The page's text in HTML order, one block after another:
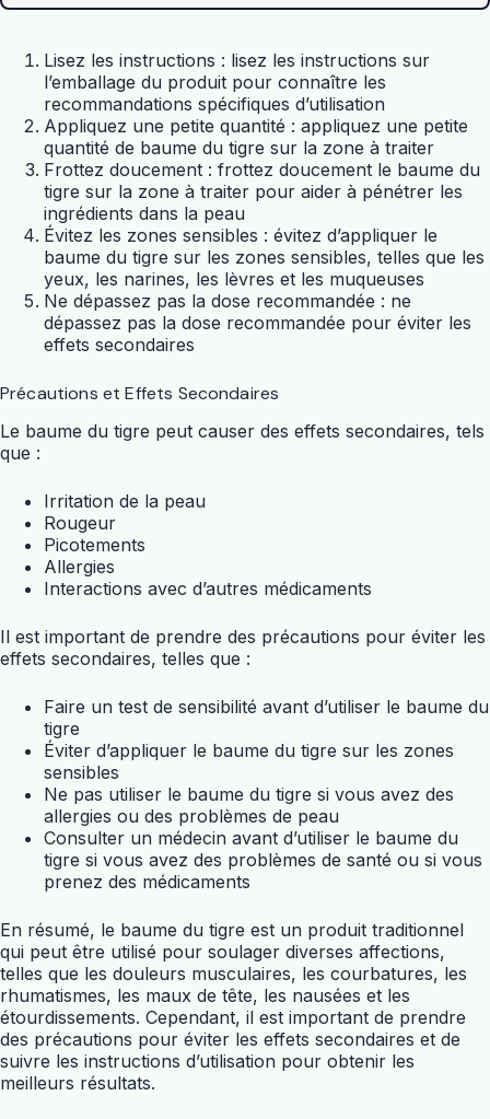
Lisez les instructions : lisez les instructions sur
l’emballage du produit pour connaître les
recommandations spécifiques d’utilisation
Appliquez une petite quantité : appliquez une petite
quantité de baume du tigre sur la zone à traiter
Frottez doucement : frottez doucement le baume du
tigre sur la zone à traiter pour aider à pénétrer les
ingrédients dans la peau
Évitez les zones sensibles : évitez d’appliquer le
baume du tigre sur les zones sensibles, telles que les
yeux, les narines, les lèvres et les muqueuses
Ne dépassez pas la dose recommandée : ne
dépassez pas la dose recommandée pour éviter les
effets secondaires
Précautions et Effets Secondaires
Le baume du tigre peut causer des effets secondaires, tels
que :
Irritation de la peau
Rougeur
Picotements
Allergies
Interactions avec d’autres médicaments
Il est important de prendre des précautions pour éviter les
effets secondaires, telles que :
Faire un test de sensibilité avant d’utiliser le baume du
tigre
Éviter d’appliquer le baume du tigre sur les zones
sensibles
Ne pas utiliser le baume du tigre si vous avez des
allergies ou des problèmes de peau
Consulter un médecin avant d’utiliser le baume du
tigre si vous avez des problèmes de santé ou si vous
prenez des médicaments
En résumé, le baume du tigre est un produit traditionnel
qui peut être utilisé pour soulager diverses affections,
telles que les douleurs musculaires, les courbatures, les
rhumatismes, les maux de tête, les nausées et les
étourdissements. Cependant, il est important de prendre
des précautions pour éviter les effets secondaires et de
suivre les instructions d’utilisation pour obtenir les
meilleurs résultats.